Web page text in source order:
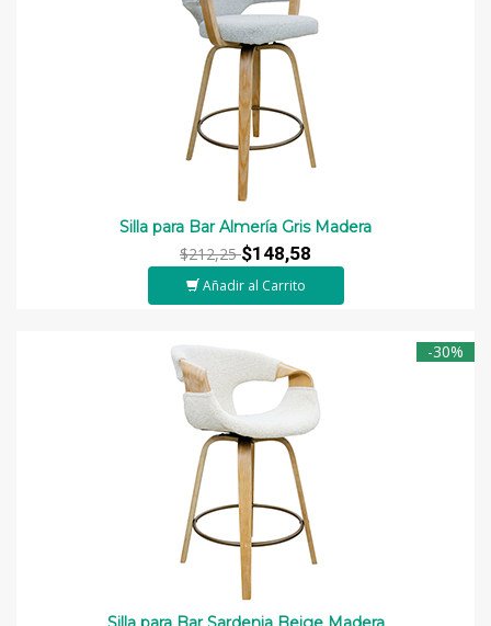
Silla para Bar Almería Gris Madera
$212,25$148,58
Añadir al Carrito
-30%